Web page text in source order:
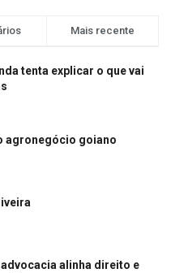
Mais recente
tenta explicar o que vai
agronegócio goiano
alinha direito e